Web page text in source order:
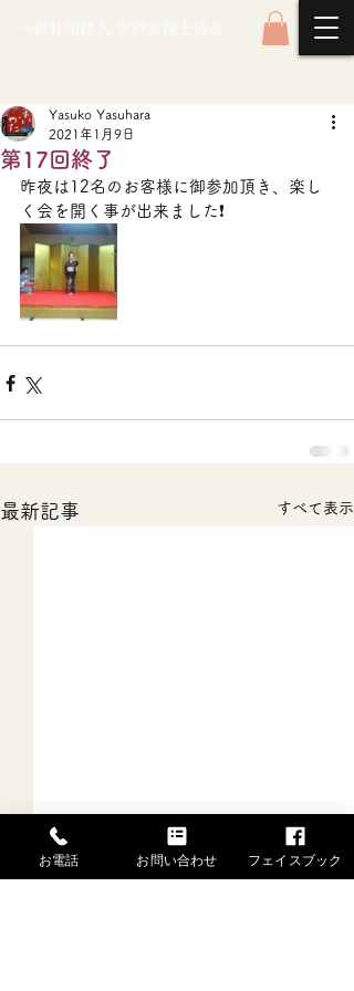
第17回終了
Yasuko Yasuhara
2021年1月9日
昨夜は12名のお客様に御参加頂き、楽し
く会を開く事が出来ました❗
最新記事 すべて表示
お電話 お問い合わせ フェイスブック